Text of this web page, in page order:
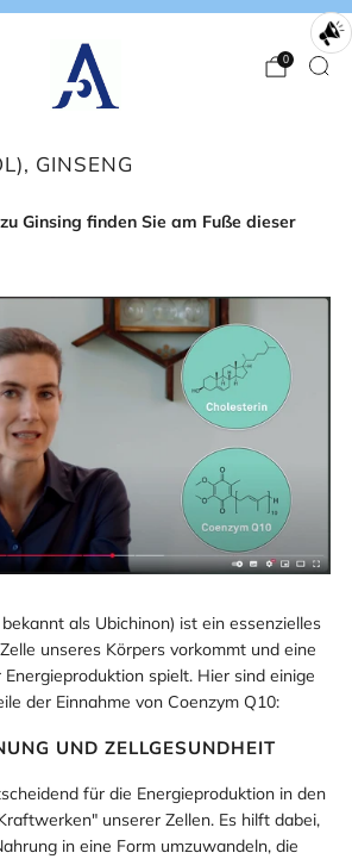
0
GINSENG
Ginsing finden Sie am Fuße dieser
als Ubichinon) ist ein essenzielles
unseres Körpers vorkommt und eine
spielt. Hier sind einige
der Einnahme von Coenzym Q10:
UND ZELLGESUNDHEIT
für die Energieproduktion in den
unserer Zellen. Es hilft dabei,
in eine Form umzuwandeln, die